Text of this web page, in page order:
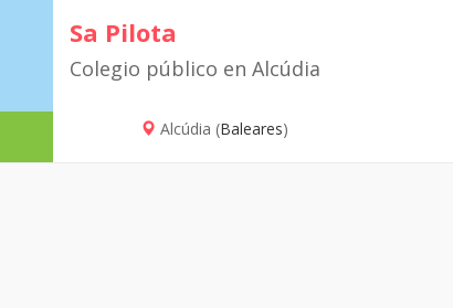
Sa Pilota
Colegio público en Alcúdia
Alcúdia (Baleares)